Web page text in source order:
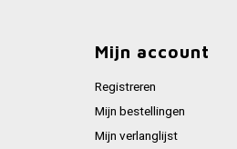
Mijn account
Registreren
Mijn bestellingen
Mijn verlanglijst